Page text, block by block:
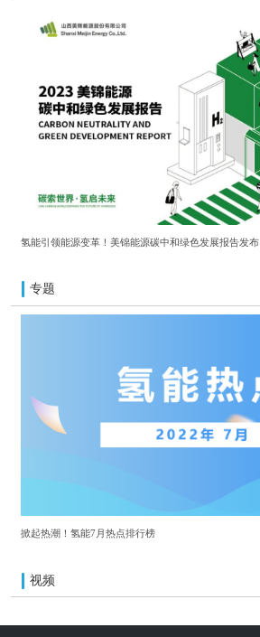
氢能引领能源变革！美锦能源碳中和绿色发展报告发布
专题
掀起热潮！氢能7月热点排行榜
视频